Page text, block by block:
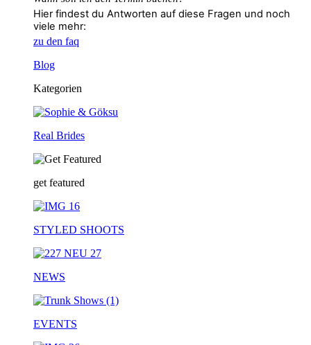
Hier findest du Antworten auf diese Fragen und noch
viele mehr:
zu den faq
Blog
Kategorien
Real Brides
get featured
STYLED SHOOTS
NEWS
EVENTS